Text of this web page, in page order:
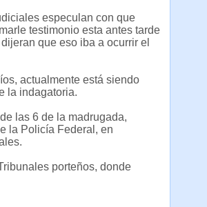
especulan con que
testimonio esta antes tarde
dijeran que eso iba a ocurrir el
actualmente está siendo
la indagatoria.
las 6 de la madrugada,
la Policía Federal, en
porteños, donde